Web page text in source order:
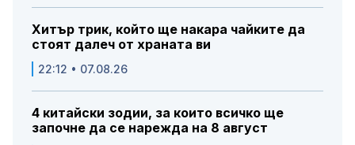
Хитър трик, който ще накара чайките да
стоят далеч от храната ви
22:12 • 07.08.26
4 китайски зодии, за които всичко ще
започне да се нарежда на 8 август